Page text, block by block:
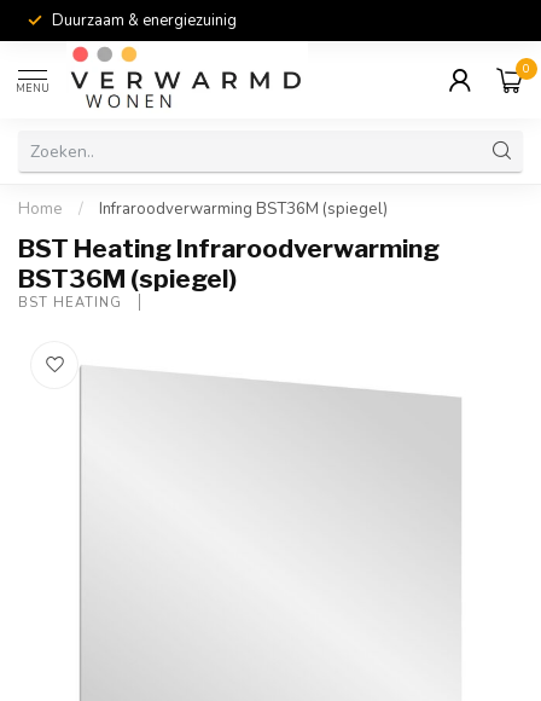
Duurzaam & energiezuinig
MENU
0
Home / Infraroodverwarming BST36M (spiegel)
BST Heating Infraroodverwarming
BST36M (spiegel)
BST HEATING